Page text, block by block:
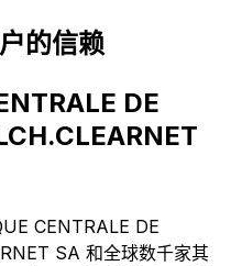
的信赖
DE
CENTRALE DE
SA 和全球数千家其